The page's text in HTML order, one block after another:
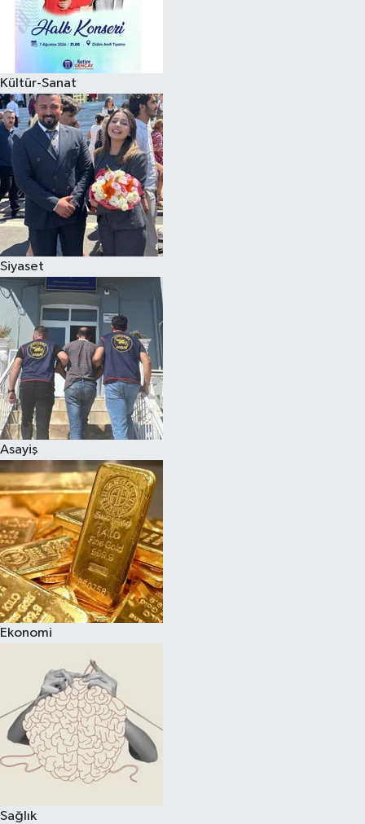
Kültür-Sanat
Siyaset
Asayiş
Ekonomi
Sağlık